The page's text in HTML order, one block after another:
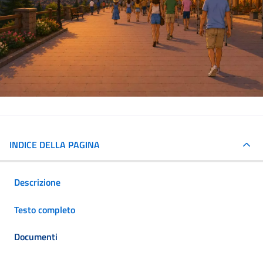
INDICE DELLA PAGINA
Descrizione
Testo completo
Documenti